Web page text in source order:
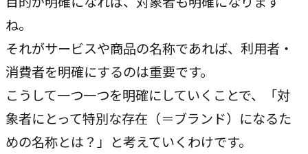
目指す未来の姿
私たちが​描く​理想
→
実現したい世界観
理念
ね。
それがサービスや商品の名称であれば、利用者・
消費者を明確にするのは重要です。
こうして一つ一つを明確にしていくことで、「対
象者にとって特別な存在（＝ブランド）になるた
めの名称とは？」と考えていくわけです。